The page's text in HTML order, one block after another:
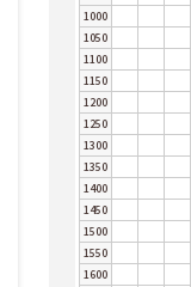
1000
1050
1100
1150
1200
1250
1300
1350
1400
1450
1500
1550
1600